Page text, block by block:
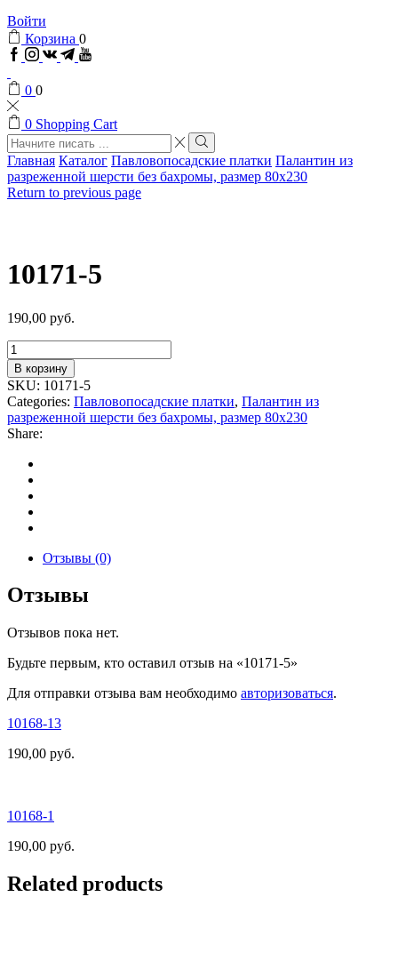
Войти
Корзина 0
Facebook
Instagram
VKTelegram
Youtube
0 0
0 Shopping Cart
Search
input
Search
Главная Каталог Павловопосадские платки Палантин из
разреженной шерсти без бахромы, размер 80х230
Return to previous page
10171-5
190,00 руб.
Количество
товара
10171-
5
В корзину
SKU: 10171-5
Categories: Павловопосадские платки, Палантин из
разреженной шерсти без бахромы, размер 80х230
Share:
Отзывы (0)
Отзывы
Отзывов пока нет.
Будьте первым, кто оставил отзыв на «10171-5»
Для отправки отзыва вам необходимо авторизоваться.
10168-13
190,00 руб.
10168-1
190,00 руб.
Related products